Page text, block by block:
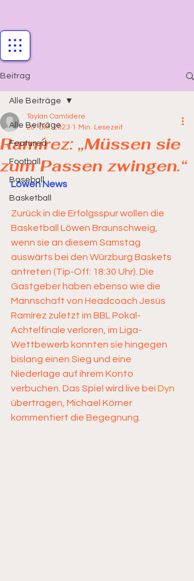
Beitrag
Alle Beiträge
Featured
Football
Baseball
Basketball
Alle Beiträge
Ramírez: „Müssen sie
zum Passen zwingen.“
Taylan Camlidere
20. Okt. 2023 1 Min. Lesezeit
Löwen News
Zurück in die Erfolgsspur wollen die
Basketball Löwen Braunschweig,
wenn sie an diesem Samstag
auswärts bei den Würzburg Baskets
antreten (Tip-Off: 18:30 Uhr). Die
Gastgeber haben ebenso wie die
Mannschaft von Headcoach Jesús
Ramírez zuletzt im BBL Pokal-
Achtelfinale verloren, im Liga-
Wettbewerb konnten sie hingegen
bislang einen Sieg und eine
Niederlage auf ihrem Konto
verbuchen. Das Spiel wird live bei Dyn
übertragen, Michael Körner
kommentiert die Begegnung.